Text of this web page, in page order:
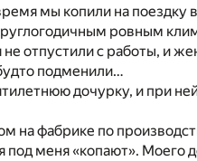
мы копили на поездку
ровным
отпустили с работы, и
подменили…
дочурку, и при
на фабрике по
под меня «копают». Моего